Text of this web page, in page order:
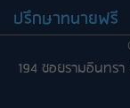
ปรึกษาทนายฟรี
194 ซอยรามอินทร